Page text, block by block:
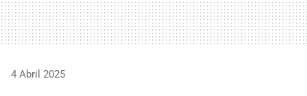
4 Abril 2025